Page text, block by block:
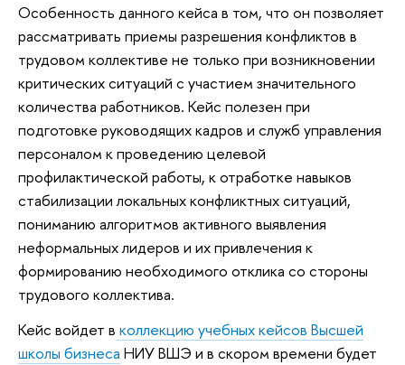
Особенность данного кейса в том, что он позволяет
рассматривать приемы разрешения конфликтов в
трудовом коллективе не только при возникновении
критических ситуаций с участием значительного
количества работников. Кейс полезен при
подготовке руководящих кадров и служб управления
персоналом к проведению целевой
профилактической работы, к отработке навыков
стабилизации локальных конфликтных ситуаций,
пониманию алгоритмов активного выявления
неформальных лидеров и их привлечения к
формированию необходимого отклика со стороны
трудового коллектива.
Кейс войдет в коллекцию учебных кейсов Высшей
школы бизнеса НИУ ВШЭ и в скором времени будет